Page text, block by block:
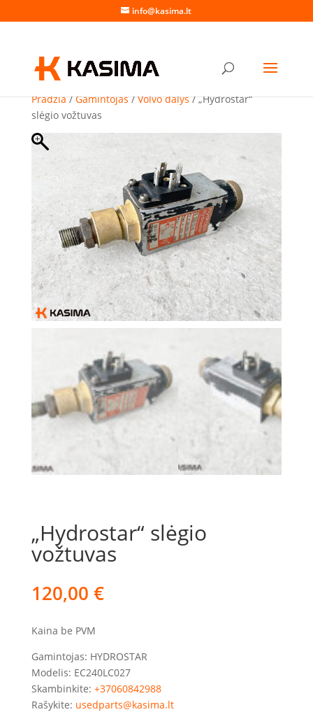
info@kasima.lt
Pradžia/Gamintojas/Volvo dalys/ „Hydrostar“
slėgio vožtuvas
„Hydrostar“ slėgio
vožtuvas
120,00 €
Kaina be PVM
Gamintojas: HYDROSTAR
Modelis: EC240LC027
Skambinkite: +37060842988
Rašykite: usedparts@kasima.lt